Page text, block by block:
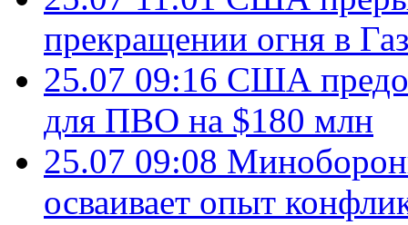
прекращении огня в
25.07 09:16 США
для ПВО на $180 млн
25.07 09:08
осваивает опыт